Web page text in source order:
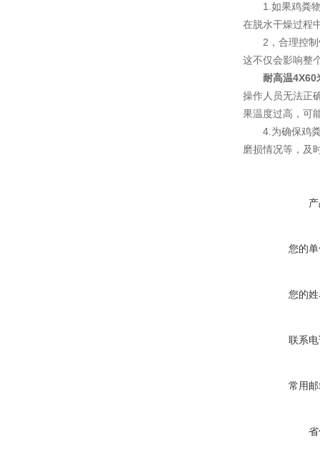
1.如果鸡粪物
在脱水干燥过程
2，合理控制饲
这不仅会影响整
耐高温4X60
操作人员无法正
果温度过高，可
4.为确保鸡粪
磨损情况等，及
您的
您的
联系
常用